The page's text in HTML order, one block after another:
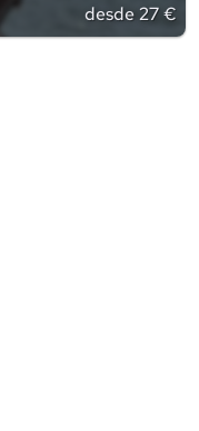
desde 27 €